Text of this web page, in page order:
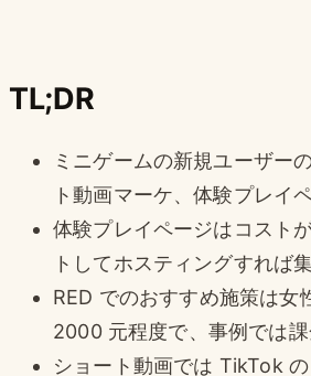
TL;DR
ミニゲームの新規ユーザー
ト動画マーケ、体験プレイ
体験プレイページはコスト
トしてホスティングすれば
RED でのおすすめ施策は女
2000 元程度で、事例では課
ショート動画では TikTok